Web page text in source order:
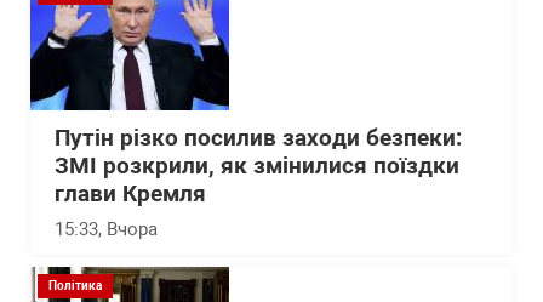
Путін різко посилив заходи безпеки:
ЗМІ розкрили, як змінилися поїздки
глави Кремля
15:33, Вчора
Політика